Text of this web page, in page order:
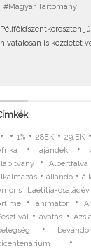
#Magyar Tartomány
Péliföldszentkereszten
hivatalosan is kezdetét
• •1% • 28EK • 29.EK
•ajándék •
• Albertfalva
•állandó •
Laetitia-családév
•animátor •
•avatás • Ázsia
•
•